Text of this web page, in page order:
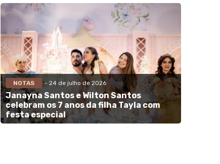
NOTAS - 24 de julho de 2026
Janayna Santos e Wilton Santos
celebram os 7 anos da filha Tayla com
festa especial